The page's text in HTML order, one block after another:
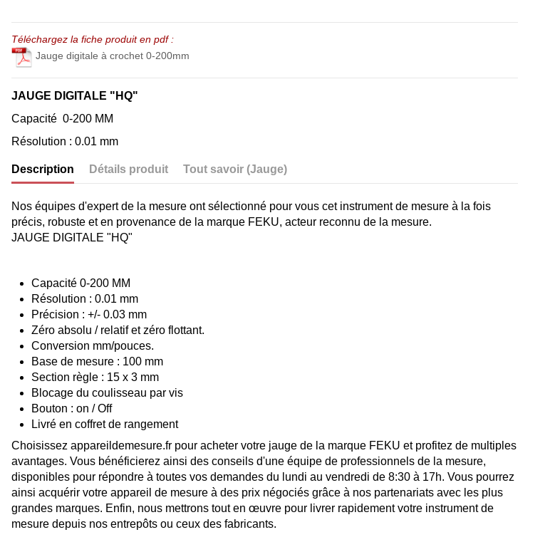
Téléchargez la fiche produit en pdf :
Jauge digitale à crochet 0-200mm
JAUGE DIGITALE "HQ"
Capacité 0-200 MM
Résolution : 0.01 mm
Description Détails produit Tout savoir (Jauge)
Nos équipes d'expert de la mesure ont sélectionné pour vous cet instrument de mesure à la fois
précis, robuste et en provenance de la marque FEKU, acteur reconnu de la mesure.
JAUGE DIGITALE "HQ"
Capacité 0-200 MM
Résolution : 0.01 mm
Précision : +/- 0.03 mm
Zéro absolu / relatif et zéro flottant.
Conversion mm/pouces.
Base de mesure : 100 mm
Section règle : 15 x 3 mm
Blocage du coulisseau par vis
Bouton : on / Off
Livré en coffret de rangement
Choisissez appareildemesure.fr pour acheter votre jauge de la marque FEKU et profitez de multiples
avantages. Vous bénéficierez ainsi des conseils d'une équipe de professionnels de la mesure,
disponibles pour répondre à toutes vos demandes du lundi au vendredi de 8:30 à 17h. Vous pourrez
ainsi acquérir votre appareil de mesure à des prix négociés grâce à nos partenariats avec les plus
grandes marques. Enfin, nous mettrons tout en œuvre pour livrer rapidement votre instrument de
mesure depuis nos entrepôts ou ceux des fabricants.